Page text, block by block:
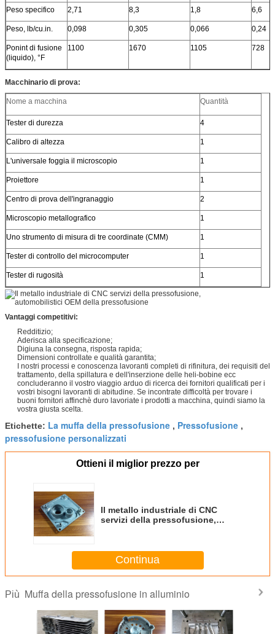
Peso specifico 2,71 8,3 1,8 6,6
Peso, lb/cu.in. 0,098 0,305 0,066 0,24
Ponint di fusione
(liquido), °F
1100 1670 1105 728
Macchinario di prova:
Nome a macchina Quantità
Tester di durezza 4
Calibro di altezza 1
L'universale foggia il microscopio 1
Proiettore 1
Centro di prova dell'ingranaggio 2
Microscopio metallografico 1
Uno strumento di misura di tre coordinate (CMM) 1
Tester di controllo del microcomputer 1
Tester di rugosità 1
Vantaggi competitivi:
Redditizio;
Aderisca alla specificazione;
Digiuna la consegna, risposta rapida;
Dimensioni controllate e qualità garantita;
I nostri processi e conoscenza lavoranti completi di rifinitura, dei requisiti del
trattamento, della spillatura e dell'inserzione delle heli-bobine ecc
concluderanno il vostro viaggio arduo di ricerca dei fornitori qualificati per i
vostri bisogni lavoranti di abitudine. Se incontrate difficoltà per trovare i
buoni fornitori affinchè duro lavoriate i prodotti a macchina, quindi siamo la
vostra giusta scelta.
Etichette: La muffa della pressofusione , Pressofusione ,
pressofusione personalizzati
Ottieni il miglior prezzo per
Il metallo industriale di CNC
servizi della pressofusione,
Continua
Più Muffa della pressofusione in alluminio